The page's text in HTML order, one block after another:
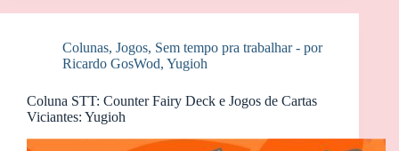
Colunas, Jogos, Sem tempo pra trabalhar - por
Ricardo GosWod, Yugioh
Coluna STT: Counter Fairy Deck e Jogos de Cartas
Viciantes: Yugioh